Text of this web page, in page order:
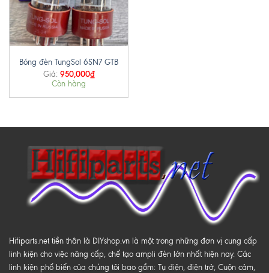
Bóng đèn TungSol 6SN7 GTB
Giá: 950,000₫
Còn hàng
Hifiparts.net tiền thân là DIYshop.vn là một trong những đơn vị cung cấp
linh kiện cho việc nâng cấp, chế tạo ampli đèn lớn nhất hiện nay. Các
linh kiện phổ biến của chúng tôi bao gồm: Tụ điện, điện trở, Cuộn cảm,